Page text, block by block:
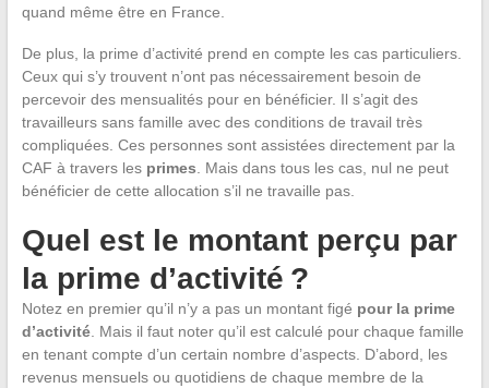
quand même être en France.
De plus, la prime d’activité prend en compte les cas particuliers.
Ceux qui s’y trouvent n’ont pas nécessairement besoin de
percevoir des mensualités pour en bénéficier. Il s’agit des
travailleurs sans famille avec des conditions de travail très
compliquées. Ces personnes sont assistées directement par la
CAF à travers les primes. Mais dans tous les cas, nul ne peut
bénéficier de cette allocation s’il ne travaille pas.
Quel est le montant perçu par
la prime d’activité ?
Notez en premier qu’il n’y a pas un montant figé pour la prime
d’activité. Mais il faut noter qu’il est calculé pour chaque famille
en tenant compte d’un certain nombre d’aspects. D’abord, les
revenus mensuels ou quotidiens de chaque membre de la